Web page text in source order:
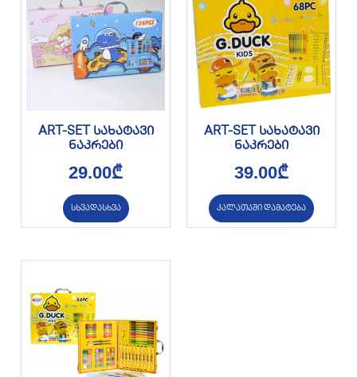
ART-SET სახატავი
ნაკრები
29.00₾
სხვადასხვა
ART-SET სახატავი
ნაკრები
39.00₾
კალათაში დამატება